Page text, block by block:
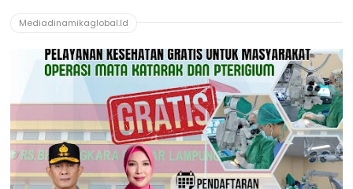
Mediadinamikaglobal.Id